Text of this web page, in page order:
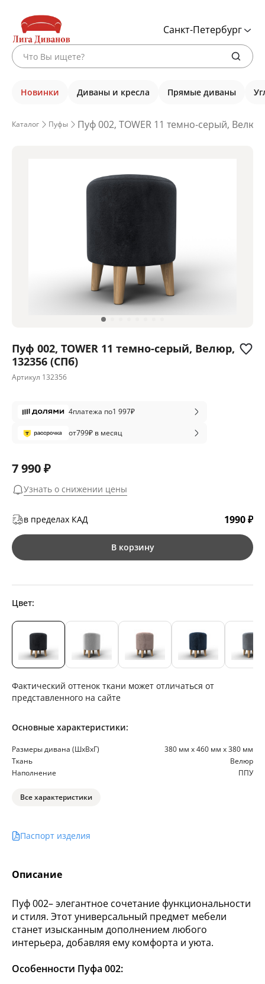
Санкт-Петербург
Новинки Диваны и кресла Прямые диваны
Каталог Пуфы Пуф 002, TOWER 11 темно-серый,
Описание
Пуф 002– элегантное сочетание функциональности
и стиля. Этот универсальный предмет мебели
станет изысканным дополнением любого
интерьера, добавляя ему комфорта и уюта.
Особенности Пуфа 002:
Пуф 002, TOWER 11 темно-серый, Велюр,
132356 (СПб)
Артикул 132356
4платежа по1 997₽
от799₽ в месяц
7 990 ₽
Узнать о снижении цены
в пределах КАД 1990 ₽
В корзину
Цвет:
Фактический оттенок ткани может отличаться от
представленного на сайте
Основные характеристики:
Размеры дивана (ШхВхГ)
380 мм х 460 мм х 380 мм
Ткань
Велюр
Наполнение
ППУ
Все характеристики
Паспорт изделия